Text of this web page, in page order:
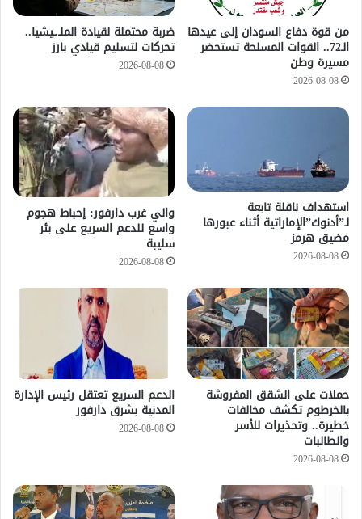
من قوة دفاع السودان إلى عيدها
الـ72.. القوات المسلحة تستحضر
مسيرة وطن
2026-08-08
ضربة محتملة لقيادة الملـ.ـيشيا..
تحركات لتسليم قيادي بارز
2026-08-08
استهداف ناقلة تابعة
لـ”أدنوك”الإماراتية أثناء عبورها
مضيق هرمز
2026-08-08
والي غرب دارفور: إحباط هجوم
واسع للدعم السريع على بئر
سليبة
2026-08-08
حملات على الشقق المفروشة
بالخرطوم تكشف مخالفات
خطيرة.. وتحذيرات للأسر
والطالبات
2026-08-08
الدعم السريع تعتقل رئيس الإدارة
المدنية بشرق دارفور
2026-08-08